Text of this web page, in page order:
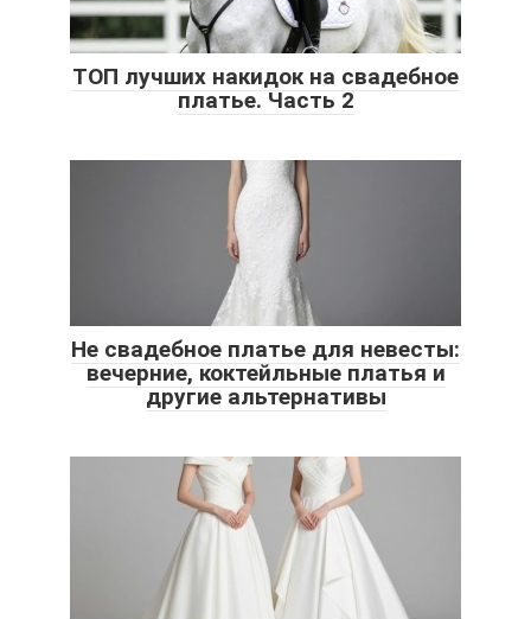
ТОП лучших накидок на свадебное
платье. Часть 2
Не свадебное платье для невесты:
вечерние, коктейльные платья и
другие альтернативы